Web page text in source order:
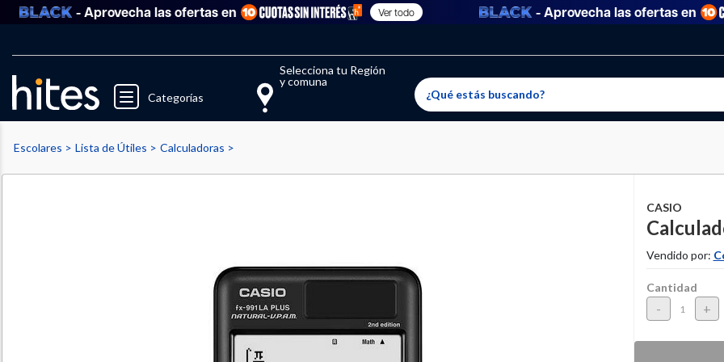
- Aprovecha las ofertas en Ver todo - Aprovecha las ofertas en
Categorías
Selecciona tu Región
y comuna
El producto ha sido eliminado correctamente
El producto ha sido agregado a tu lista de favoritos
Llegaste al límite de productos favoritos permitidos, para agregar uno nuevo ingresa a “Mi
Escolares Lista de Útiles
Calculadoras
CASIO
Vendido por:
Cantidad
- +